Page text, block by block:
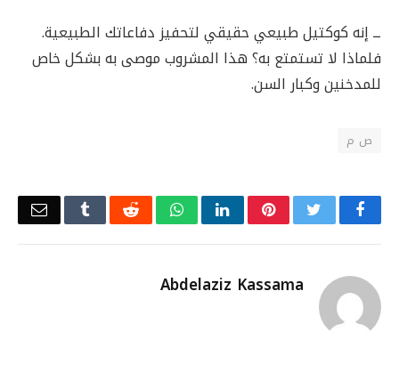
ــ إنه كوكتيل طبيعي حقيقي لتحفيز دفاعاتك الطبيعية.
فلماذا لا تستمتع به؟ هذا المشروب موصى به بشكل خاص
للمدخنين وكبار السن.
ص م
Facebook
Twitter
Pinterest
LinkedIn
WhatsApp
Reddit
Tumblr
Abdelaziz Kassama